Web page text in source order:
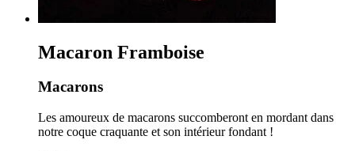
Macaron Framboise
Macarons
Les amoureux de macarons succomberont en mordant dans
notre coque craquante et son intérieur fondant !